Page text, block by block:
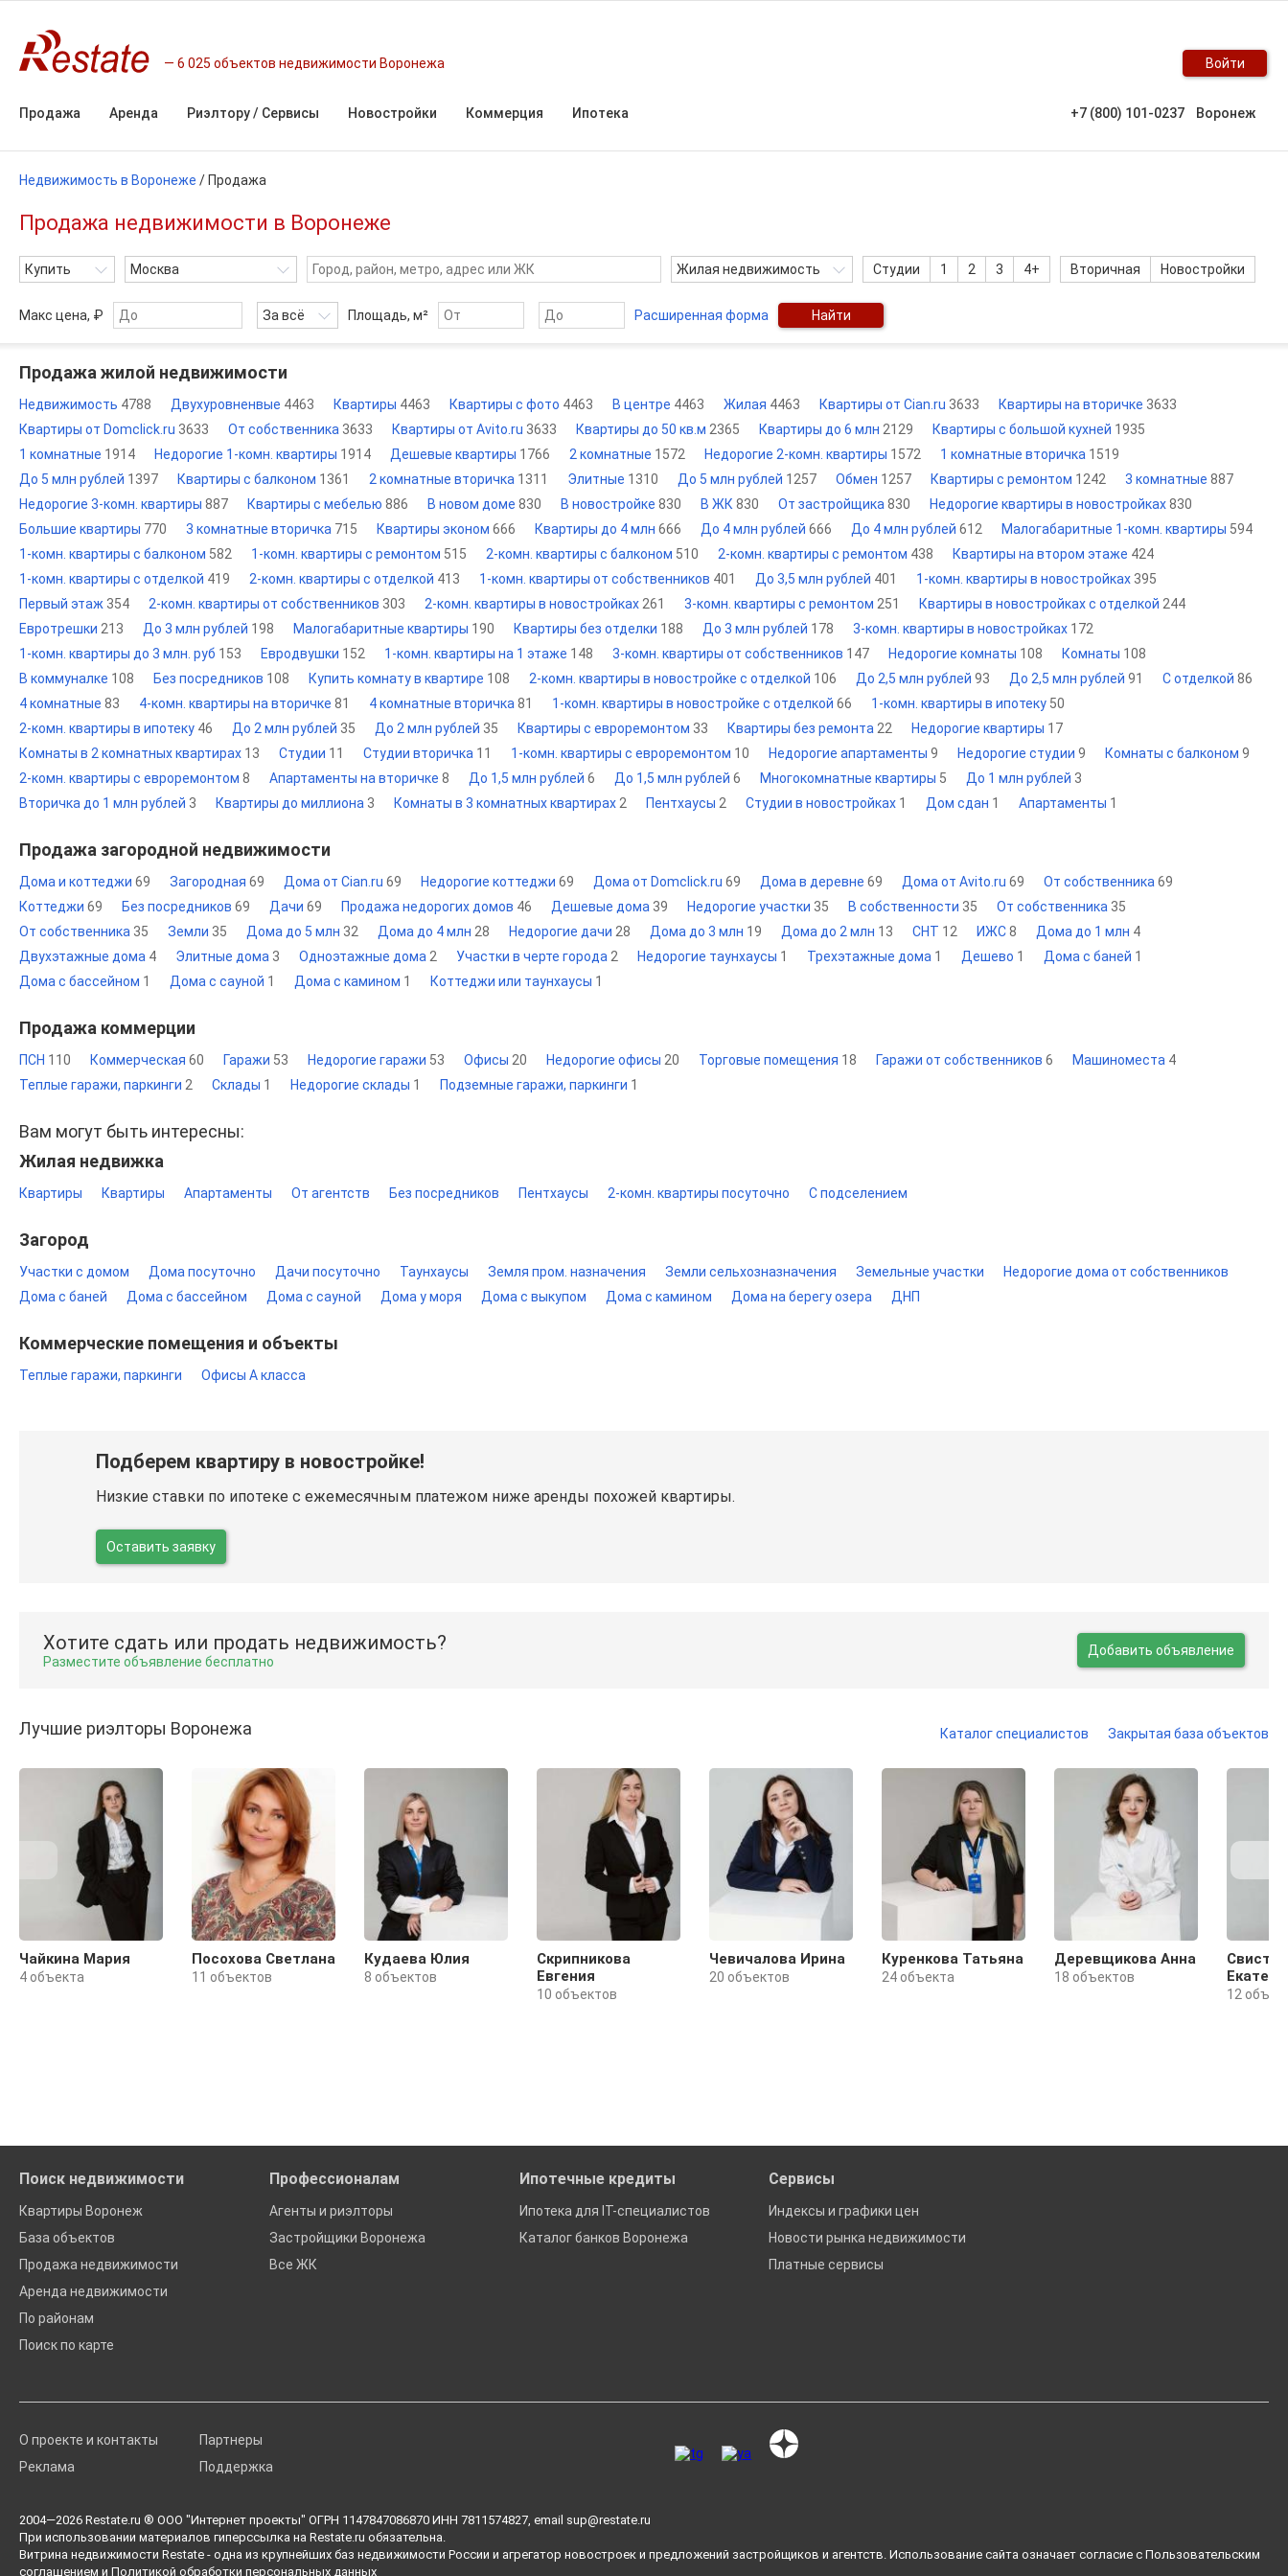
6 025 объектов недвижимости Воронежа Войти
Продажа Аренда Риэлтору / Сервисы Новостройки Коммерция Ипотека +7 (800) 101-0237 Воронеж
Недвижимость в Воронеже / Продажа
Продажа недвижимости в Воронеже
Купить Москва Жилая недвижимость Студии 1 2 3 4+ Вторичная Новостройки
Макс цена, ₽ За всё Площадь, м² Расширенная форма Найти
Продажа жилой недвижимости
Недвижимость 4788 Двухуровненвые 4463 Квартиры 4463 Квартиры с фото 4463 В центре 4463 Жилая 4463 Квартиры от Cian.ru 3633 Квартиры на вторичке 3633
Квартиры от Domclick.ru 3633 От собственника 3633 Квартиры от Avito.ru 3633 Квартиры до 50 кв.м 2365 Квартиры до 6 млн 2129 Квартиры с большой кухней 1935
1 комнатные 1914 Недорогие 1-комн. квартиры 1914 Дешевые квартиры 1766 2 комнатные 1572 Недорогие 2-комн. квартиры 1572 1 комнатные вторичка 1519
До 5 млн рублей 1397 Квартиры с балконом 1361 2 комнатные вторичка 1311 Элитные 1310 До 5 млн рублей 1257 Обмен 1257 Квартиры с ремонтом 1242 3 комнатные 887
Недорогие 3-комн. квартиры 887 Квартиры с мебелью 886 В новом доме 830 В новостройке 830 В ЖК 830 От застройщика 830 Недорогие квартиры в новостройках830
Большие квартиры 770 3 комнатные вторичка 715 Квартиры эконом 666 Квартиры до 4 млн 666 До 4 млн рублей 666 До 4 млн рублей 612 Малогабаритные 1-комн. квартиры 594
1-комн. квартиры с балконом 582 1-комн. квартиры с ремонтом 515 2-комн. квартиры с балконом 510 2-комн. квартиры с ремонтом 438 Квартиры на втором этаже 424
1-комн. квартиры с отделкой 419 2-комн. квартиры с отделкой 413 1-комн. квартиры от собственников 401 До 3,5 млн рублей 401 1-комн. квартиры в новостройках 395
Первый этаж 354 2-комн. квартиры от собственников 303 2-комн. квартиры в новостройках 261 3-комн. квартиры с ремонтом 251 Квартиры в новостройках с отделкой 244
Евротрешки 213 До 3 млн рублей 198 Малогабаритные квартиры 190 Квартиры без отделки 188 До 3 млн рублей 178 3-комн. квартиры в новостройках 172
1-комн. квартиры до 3 млн. руб 153 Евродвушки 152 1-комн. квартиры на 1 этаже 148 3-комн. квартиры от собственников 147 Недорогие комнаты 108 Комнаты 108
В коммуналке 108 Без посредников 108 Купить комнату в квартире 108 2-комн. квартиры в новостройке с отделкой 106 До 2,5 млн рублей 93 До 2,5 млн рублей 91 С отделкой 86
4 комнатные 83 4-комн. квартиры на вторичке 81 4 комнатные вторичка 81 1-комн. квартиры в новостройке с отделкой 66 1-комн. квартиры в ипотеку 50
2-комн. квартиры в ипотеку 46 До 2 млн рублей 35 До 2 млн рублей 35 Квартиры с евроремонтом 33 Квартиры без ремонта 22 Недорогие квартиры 17
Комнаты в 2 комнатных квартирах 13 Студии 11 Студии вторичка 11 1-комн. квартиры с евроремонтом 10 Недорогие апартаменты 9 Недорогие студии 9 Комнаты с балконом 9
2-комн. квартиры с евроремонтом 8 Апартаменты на вторичке 8 До 1,5 млн рублей 6 До 1,5 млн рублей 6 Многокомнатные квартиры 5 До 1 млн рублей 3
Вторичка до 1 млн рублей 3 Квартиры до миллиона 3 Комнаты в 3 комнатных квартирах 2 Пентхаусы 2 Студии в новостройках 1 Дом сдан 1 Апартаменты 1
Продажа загородной недвижимости
Дома и коттеджи 69 Загородная 69 Дома от Cian.ru 69 Недорогие коттеджи 69 Дома от Domclick.ru 69 Дома в деревне 69 Дома от Avito.ru 69 От собственника 69
Коттеджи 69 Без посредников 69 Дачи 69 Продажа недорогих домов 46 Дешевые дома 39 Недорогие участки 35 В собственности 35 От собственника 35
От собственника 35 Земли 35 Дома до 5 млн 32 Дома до 4 млн 28 Недорогие дачи 28 Дома до 3 млн 19 Дома до 2 млн 13 СНТ 12 ИЖС8 Дома до 1 млн 4
Двухэтажные дома 4 Элитные дома 3 Одноэтажные дома 2 Участки в черте города 2 Недорогие таунхаусы 1 Трехэтажные дома 1 Дешево 1 Дома с баней 1
Дома с бассейном 1 Дома с сауной 1 Дома с камином 1 Коттеджи или таунхаусы 1
Продажа коммерции
ПСН 110 Коммерческая 60 Гаражи 53 Недорогие гаражи 53 Офисы 20 Недорогие офисы 20 Торговые помещения 18 Гаражи от собственников 6 Машиноместа 4
Теплые гаражи, паркинги 2 Склады 1 Недорогие склады 1 Подземные гаражи, паркинги 1
Вам могут быть интересны:
Жилая недвижка
Квартиры Квартиры Апартаменты От агентств Без посредников Пентхаусы 2-комн. квартиры посуточно С подселением
Загород
Участки с домом Дома посуточно Дачи посуточно Таунхаусы Земля пром. назначения Земли сельхозназначения Земельные участки
Недорогие дома от собственников
Дома с баней
Дома с бассейном Дома с сауной Дома у моря Дома с выкупом Дома с камином Дома на берегу озера ДНП
Коммерческие помещения и объекты
Теплые гаражи, паркинги Офисы A класса
Подберем квартиру в новостройке!
Низкие ставки по ипотеке с ежемесячным платежом ниже аренды похожей квартиры.
Оставить заявку
Хотите сдать или продать недвижимость?
Разместите объявление бесплатно
Добавить объявление
Лучшие риэлторы Воронежа Каталог специалистов Закрытая база объектов
Чайкина Мария
4 объекта
Посохова Светлана
11 объектов
Кудаева Юлия
8 объектов
Скрипникова
Евгения
10 объектов
Чевичалова Ирина
20 объектов
Куренкова Татьяна
24 объекта
Деревщикова Анна
18 объектов
12
Поиск недвижимости
Квартиры Воронеж
База объектов
Продажа недвижимости
Аренда недвижимости
По районам
Поиск по карте
Профессионалам
Агенты и риэлторы
Застройщики Воронежа
Все ЖК
Ипотечные кредиты
Ипотека для IT-специалистов
Каталог банков Воронежа
Сервисы
Индексы и графики цен
Новости рынка недвижимости
Платные сервисы
О проекте и контакты
Реклама
Партнеры
Поддержка
2004—2026 Restate.ru ® ООО "Интернет проекты" ОГРН 1147847086870 ИНН 7811574827, email sup@restate.ru
При использовании материалов гиперссылка на Restate.ru обязательна.
Витрина недвижимости Restate - одна из крупнейших баз недвижимости России и агрегатор новостроек и предложений застройщиков и агентств. Использование сайта означает согласие с Пользовательским
соглашением и Политикой обработки персональных данных